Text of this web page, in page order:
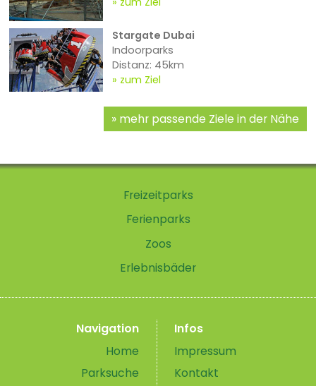
Stargate Dubai
Indoorparks
Distanz: 45km
zum Ziel
mehr passende Ziele in der Nähe
Freizeitparks
Ferienparks
Zoos
Erlebnisbäder
Navigation
Home
Parksuche
Infos
Impressum
Kontakt